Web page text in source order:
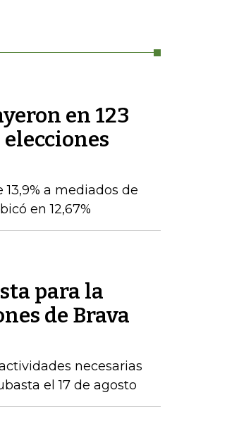
en 123
a mediados de
en 12,67%
para la
de Brava
necesarias
el 17 de agosto